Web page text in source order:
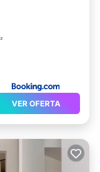
VER OFERTA